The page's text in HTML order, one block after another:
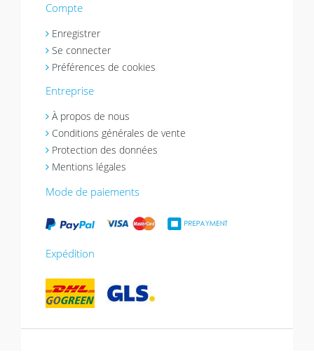
Compte
Enregistrer
Se connecter
Préférences de cookies
Entreprise
À propos de nous
Conditions générales de vente
Protection des données
Mentions légales
Mode de paiements
Expédition